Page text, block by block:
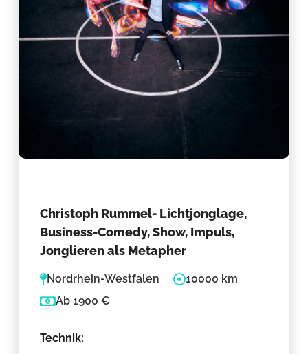
Christoph Rummel- Lichtjonglage,
Business-Comedy, Show, Impuls,
Jonglieren als Metapher
Nordrhein-Westfalen
10000 km
Ab 1900 €
Technik: